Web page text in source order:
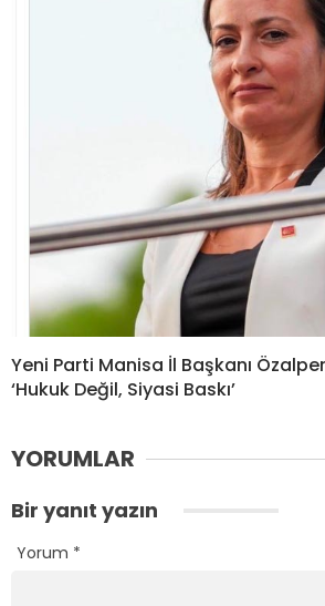
Yeni Parti Manisa İl Başkanı
‘Hukuk Değil, Siyasi Baskı’
YORUMLAR
Bir yanıt yazın
Yorum *